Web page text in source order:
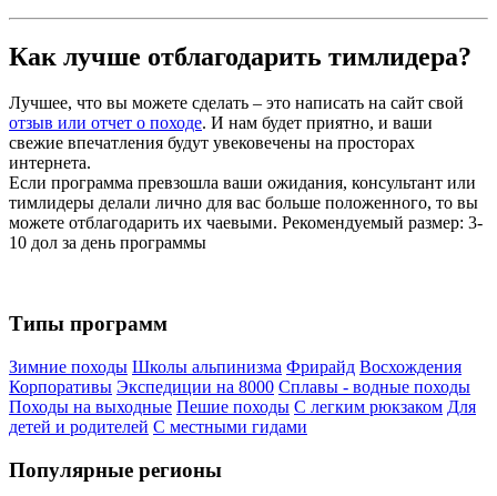
Как лучше отблагодарить тимлидера?
Лучшее, что вы можете сделать – это написать на сайт свой
отзыв или отчет о походе. И нам будет приятно, и ваши
свежие впечатления будут увековечены на просторах
интернета.
Если программа превзошла ваши ожидания, консультант или
тимлидеры делали лично для вас больше положенного, то вы
можете отблагодарить их чаевыми. Рекомендуемый размер: 3-
10 дол за день программы
Типы программ
Зимние походы Школы альпинизма Фрирайд Восхождения
Корпоративы Экспедиции на 8000 Сплавы - водные походы
Походы на выходные Пешие походы С легким рюкзаком Для
детей и родителей С местными гидами
Популярные регионы